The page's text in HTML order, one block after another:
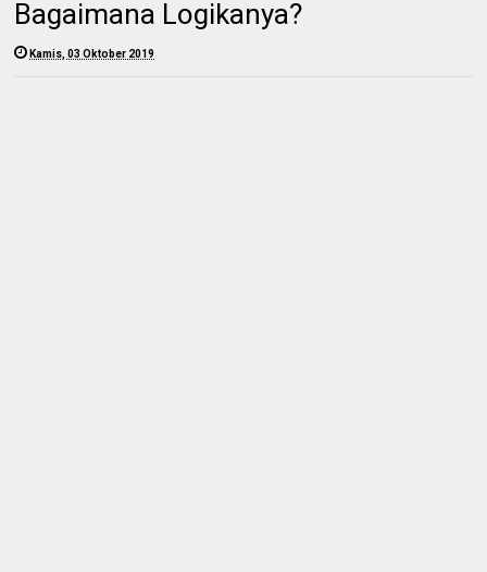
Bagaimana Logikanya?
Kamis, 03 Oktober 2019